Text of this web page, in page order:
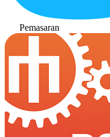
Pemasaran